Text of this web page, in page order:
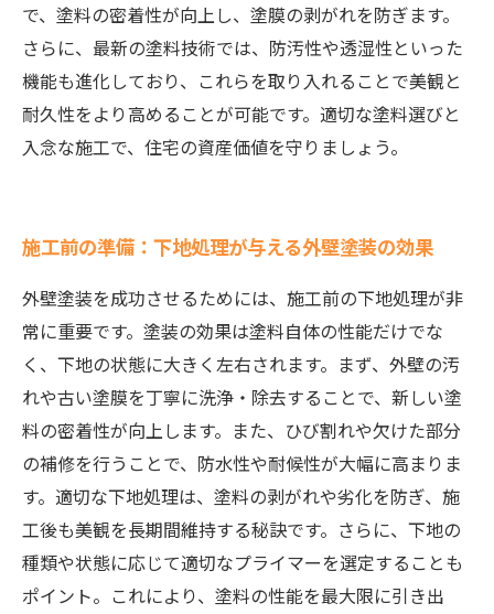
で、塗料の密着性が向上し、塗膜の剥がれを防ぎます。
さらに、最新の塗料技術では、防汚性や透湿性といった
機能も進化しており、これらを取り入れることで美観と
耐久性をより高めることが可能です。適切な塗料選びと
入念な施工で、住宅の資産価値を守りましょう。
施工前の準備：下地処理が与える外壁塗装の効果
外壁塗装を成功させるためには、施工前の下地処理が非
常に重要です。塗装の効果は塗料自体の性能だけでな
く、下地の状態に大きく左右されます。まず、外壁の汚
れや古い塗膜を丁寧に洗浄・除去することで、新しい塗
料の密着性が向上します。また、ひび割れや欠けた部分
の補修を行うことで、防水性や耐候性が大幅に高まりま
す。適切な下地処理は、塗料の剥がれや劣化を防ぎ、施
工後も美観を長期間維持する秘訣です。さらに、下地の
種類や状態に応じて適切なプライマーを選定することも
ポイント。これにより、塗料の性能を最大限に引き出